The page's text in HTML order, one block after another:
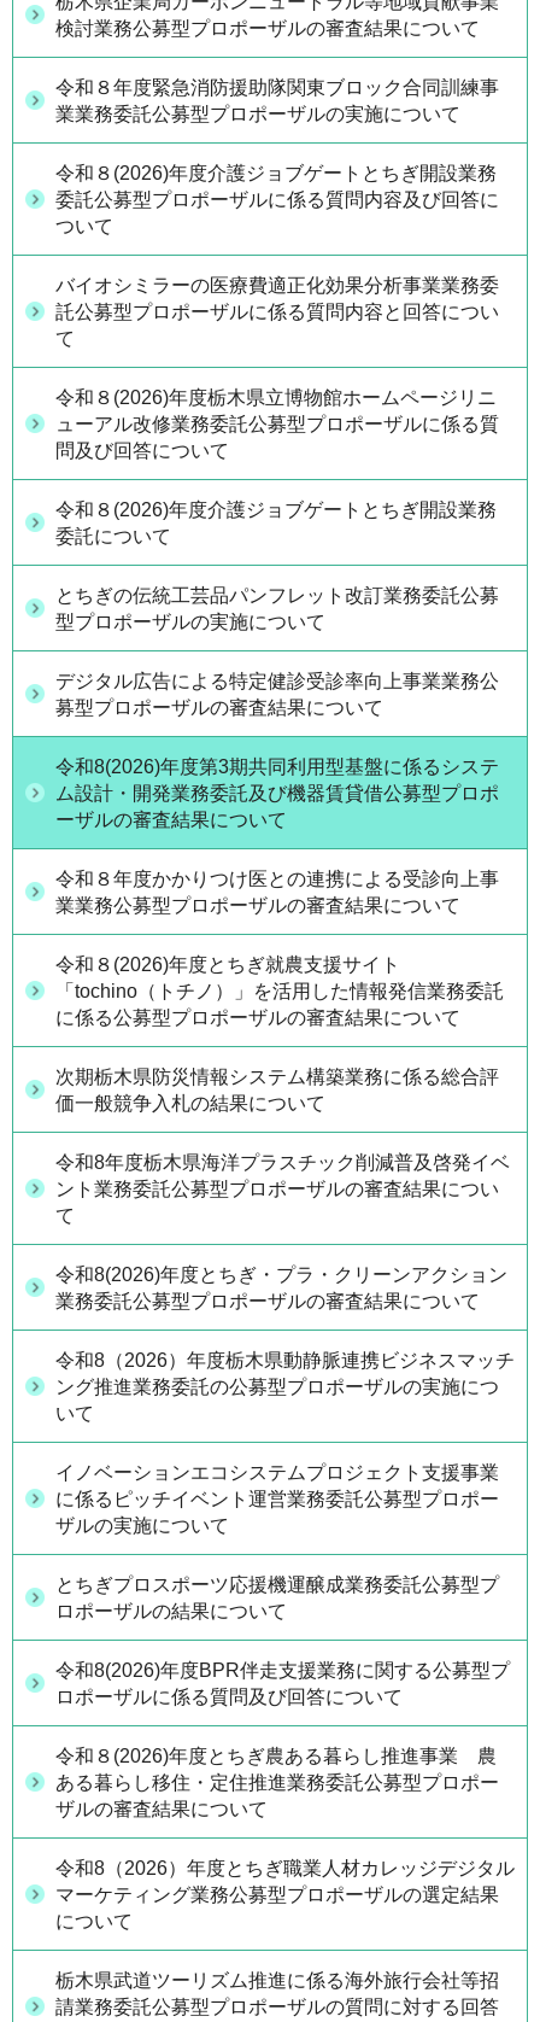
検討業務公募型プロポーザルの審査結果について
令和８年度緊急消防援助隊関東ブロック合同訓練事
業業務委託公募型プロポーザルの実施について
令和８(2026)年度介護ジョブゲートとちぎ開設業務
委託公募型プロポーザルに係る質問内容及び回答に
ついて
バイオシミラーの医療費適正化効果分析事業業務委
託公募型プロポーザルに係る質問内容と回答につい
て
令和８(2026)年度栃木県立博物館ホームページリニ
ューアル改修業務委託公募型プロポーザルに係る質
問及び回答について
令和８(2026)年度介護ジョブゲートとちぎ開設業務
委託について
とちぎの伝統工芸品パンフレット改訂業務委託公募
型プロポーザルの実施について
デジタル広告による特定健診受診率向上事業業務公
募型プロポーザルの審査結果について
令和8(2026)年度第3期共同利用型基盤に係るシステ
ム設計・開発業務委託及び機器賃貸借公募型プロポ
ーザルの審査結果について
令和８年度かかりつけ医との連携による受診向上事
業業務公募型プロポーザルの審査結果について
令和８(2026)年度とちぎ就農支援サイト
「tochino（トチノ）」を活用した情報発信業務委託
に係る公募型プロポーザルの審査結果について
次期栃木県防災情報システム構築業務に係る総合評
価一般競争入札の結果について
令和8年度栃木県海洋プラスチック削減普及啓発イベ
ント業務委託公募型プロポーザルの審査結果につい
て
令和8(2026)年度とちぎ・プラ・クリーンアクション
業務委託公募型プロポーザルの審査結果について
令和8（2026）年度栃木県動静脈連携ビジネスマッチ
ング推進業務委託の公募型プロポーザルの実施につ
いて
イノベーションエコシステムプロジェクト支援事業
に係るピッチイベント運営業務委託公募型プロポー
ザルの実施について
とちぎプロスポーツ応援機運醸成業務委託公募型プ
ロポーザルの結果について
令和8(2026)年度BPR伴走支援業務に関する公募型プ
ロポーザルに係る質問及び回答について
令和８(2026)年度とちぎ農ある暮らし推進事業 農
ある暮らし移住・定住推進業務委託公募型プロポー
ザルの審査結果について
令和8（2026）年度とちぎ職業人材カレッジデジタル
マーケティング業務公募型プロポーザルの選定結果
について
栃木県武道ツーリズム推進に係る海外旅行会社等招
請業務委託公募型プロポーザルの質問に対する回答